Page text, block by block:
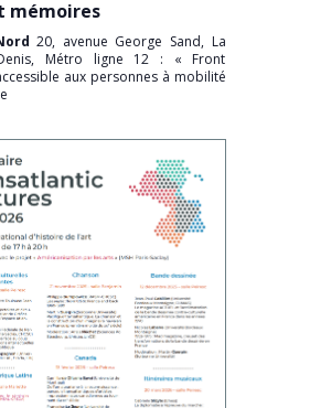
mémoires
20, avenue George Sand, La
Denis, Métro ligne 12 : « Front
aux personnes à mobilité